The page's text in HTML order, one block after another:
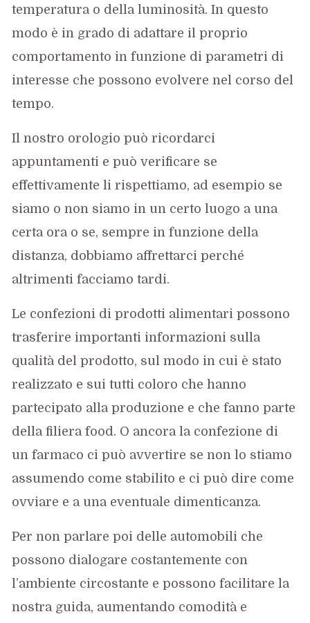
temperatura o della luminosità. In questo
modo è in grado di adattare il proprio
comportamento in funzione di parametri di
interesse che possono evolvere nel corso del
tempo.
Il nostro orologio può ricordarci
appuntamenti e può verificare se
effettivamente li rispettiamo, ad esempio se
siamo o non siamo in un certo luogo a una
certa ora o se, sempre in funzione della
distanza, dobbiamo affrettarci perché
altrimenti facciamo tardi.
Le confezioni di prodotti alimentari possono
trasferire importanti informazioni sulla
qualità del prodotto, sul modo in cui è stato
realizzato e sui tutti coloro che hanno
partecipato alla produzione e che fanno parte
della filiera food. O ancora la confezione di
un farmaco ci può avvertire se non lo stiamo
assumendo come stabilito e ci può dire come
ovviare e a una eventuale dimenticanza.
Per non parlare poi delle automobili che
possono dialogare costantemente con
l’ambiente circostante e possono facilitare la
nostra guida, aumentando comodità e